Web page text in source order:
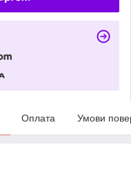
Оплата Умови